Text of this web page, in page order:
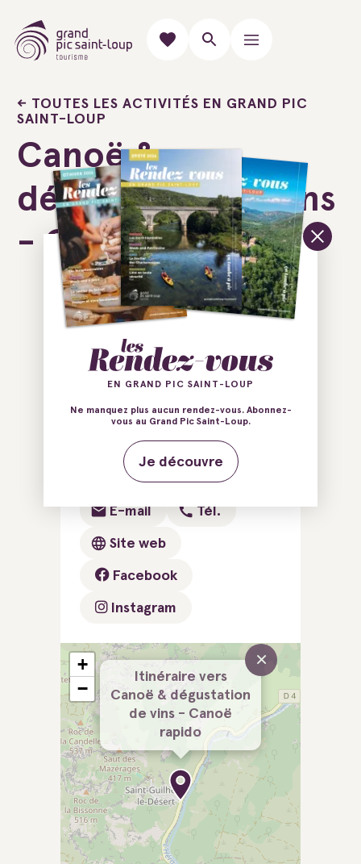
TOUTES LES ACTIVITÉS EN GRAND PIC
SAINT-LOUP
Canoë &
dégustation de vins
- Canoë rapido
2 Avenue Saint-Benoît
d'Aniane
34150 Saint-Guilhem-le-
Désert
E-mail Tél.
Site web
Facebook
Instagram
Itinéraire vers
Canoë & dégustation
de vins - Canoë
rapido
×
+
−
EN GRAND PIC SAINT-LOUP
Ne manquez plus aucun rendez-vous. Abonnez-
vous au Grand Pic Saint-Loup.
Je découvre